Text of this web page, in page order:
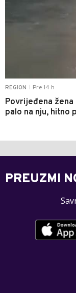
REGION Pre 14 h
Povrijeđena
palo na nju, hitno
PREUZMI